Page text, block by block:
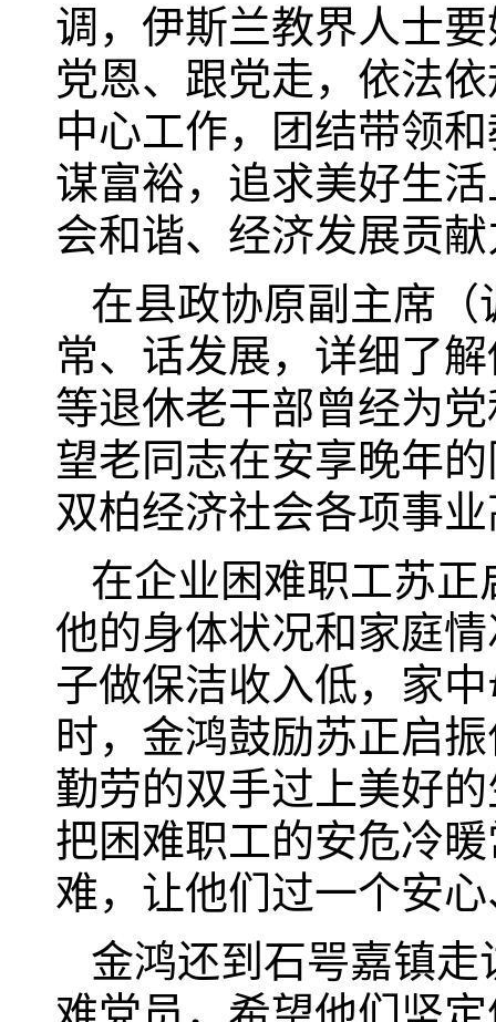
调，伊斯兰教界人士
党恩、跟党走，依法
中心工作，团结带领
谋富裕，追求美好生
会和谐、经济发展贡
在县政协原副主席
常、话发展，详细了
等退休老干部曾经为
望老同志在安享晚年
双柏经济社会各项事
在企业困难职工苏
他的身体状况和家庭
子做保洁收入低，家
时，金鸿鼓励苏正启
勤劳的双手过上美好
把困难职工的安危冷
难，让他们过一个安
金鸿还到石咢嘉镇